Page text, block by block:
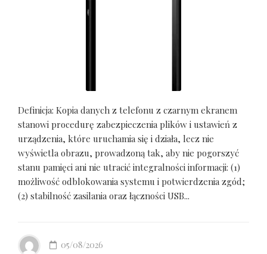
Definicja: Kopia danych z telefonu z czarnym ekranem
stanowi procedurę zabezpieczenia plików i ustawień z
urządzenia, które uruchamia się i działa, lecz nie
wyświetla obrazu, prowadzoną tak, aby nie pogorszyć
stanu pamięci ani nie utracić integralności informacji: (1)
możliwość odblokowania systemu i potwierdzenia zgód;
(2) stabilność zasilania oraz łączności USB...
05/08/2026